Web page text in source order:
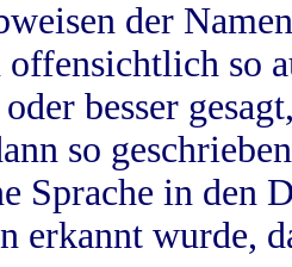
der
so
besser
so
Sprache in
erkannt wurde,